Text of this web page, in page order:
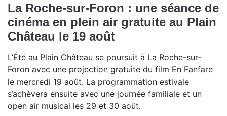
La Roche-sur-Foron : une séance de
cinéma en plein air gratuite au Plain
Château le 19 août
L’Été au Plain Château se poursuit à La Roche-sur-
Foron avec une projection gratuite du film En Fanfare
le mercredi 19 août. La programmation estivale
s’achèvera ensuite avec une journée familiale et un
open air musical les 29 et 30 août.